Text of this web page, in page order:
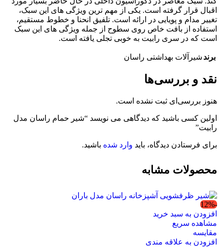
اقبال قرار گرفته است. یکی از مهم ترین ویژگی های این سبک،
تغییر مدام و پویایی در ارائه است. تلفیق انحنا و خطوط مستقیم،
استفاده از بافت خاص روی سطوح از جمله ویژگی های این سبک
است که در سری رابیت به خوبی تجلی یافته است.
برند شیرآلات بهداشتی راسان
نقد و بررسی‌ها
هنوز بررسی‌ای ثبت نشده است.
اولین کسی باشید که دیدگاهی می نویسد “شیر حمام راسان مدل
رابیت”
برای فرستادن دیدگاه، باید وارد شده باشید.
محصولات مشابه
-12%
افزودن به سبد خرید
مشاهده سریع
مقایسه
افزودن به علاقه مندی